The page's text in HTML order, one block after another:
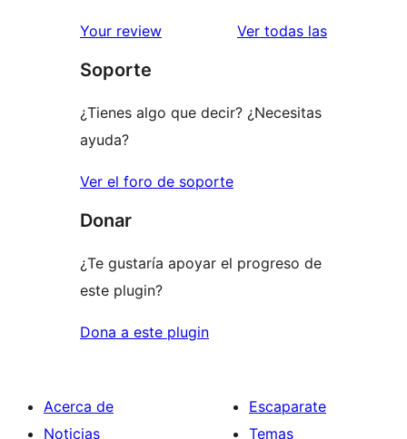
Your review Ver todas las
Soporte
¿Tienes algo que decir? ¿Necesitas
ayuda?
Ver el foro de soporte
Donar
¿Te gustaría apoyar el progreso de
este plugin?
Dona a este plugin
Acerca de
Noticias
Escaparate
Temas